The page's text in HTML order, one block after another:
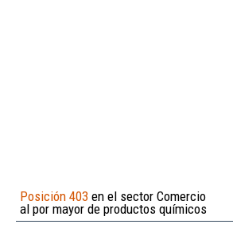
Posición 403 en el sector Comercio
al por mayor de productos químicos